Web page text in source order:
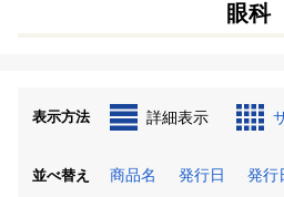
眼科
表示方法 詳細表示
並べ替え 商品名 発行日 発行